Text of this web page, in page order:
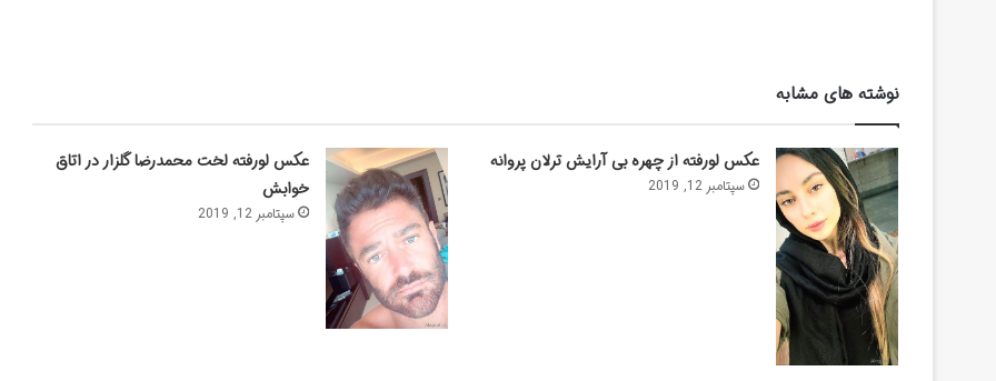
نوشته های مشابه
عکس لورفته از چهره بی آرایش ترلان پروانه
سپتامبر 12, 2019
عکس لورفته لخت محمدرضا گلزار در اتاق
خوابش
سپتامبر 12, 2019